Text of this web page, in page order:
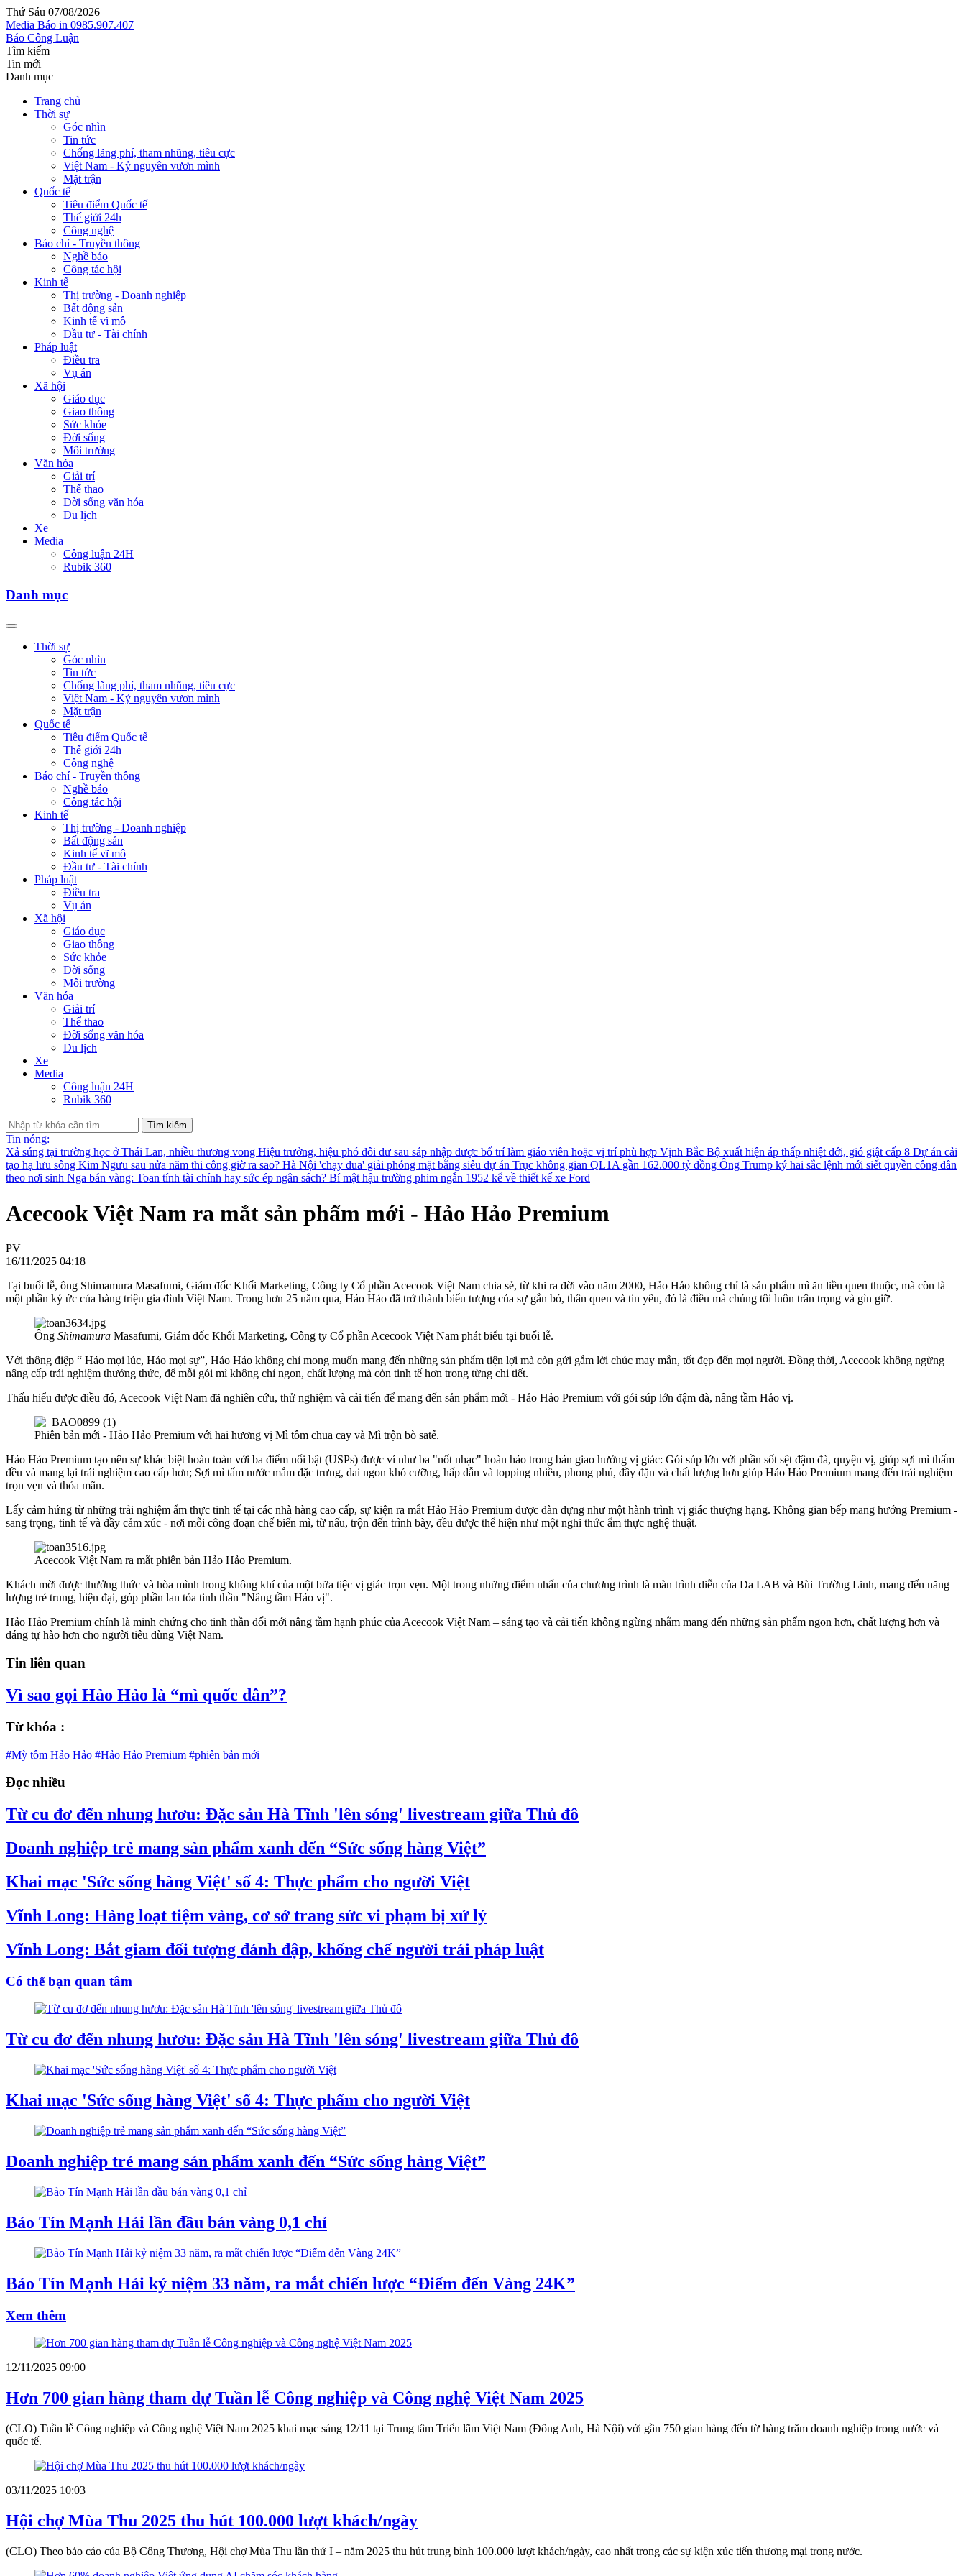
Thứ Sáu 07/08/2026
Media Báo in 0985.907.407
Báo Công Luận
Tìm kiếm
Tin mới
Danh mục
Trang chủ
Thời sự
Góc nhìn
Tin tức
Chống lãng phí, tham nhũng, tiêu cực
Việt Nam - Kỷ nguyên vươn mình
Mặt trận
Quốc tế
Tiêu điểm Quốc tế
Thế giới 24h
Công nghệ
Báo chí - Truyền thông
Nghề báo
Công tác hội
Kinh tế
Thị trường - Doanh nghiệp
Bất động sản
Kinh tế vĩ mô
Đầu tư - Tài chính
Pháp luật
Điều tra
Vụ án
Xã hội
Giáo dục
Giao thông
Sức khỏe
Đời sống
Môi trường
Văn hóa
Giải trí
Thể thao
Đời sống văn hóa
Du lịch
Xe
Media
Công luận 24H
Rubik 360
Danh mục
Thời sự
Góc nhìn
Tin tức
Chống lãng phí, tham nhũng, tiêu cực
Việt Nam - Kỷ nguyên vươn mình
Mặt trận
Quốc tế
Tiêu điểm Quốc tế
Thế giới 24h
Công nghệ
Báo chí - Truyền thông
Nghề báo
Công tác hội
Kinh tế
Thị trường - Doanh nghiệp
Bất động sản
Kinh tế vĩ mô
Đầu tư - Tài chính
Pháp luật
Điều tra
Vụ án
Xã hội
Giáo dục
Giao thông
Sức khỏe
Đời sống
Môi trường
Văn hóa
Giải trí
Thể thao
Đời sống văn hóa
Du lịch
Xe
Media
Công luận 24H
Rubik 360
Tìm kiếm
Tin nóng:
Xả súng tại trường học ở Thái Lan, nhiều thương vong Hiệu trưởng, hiệu phó dôi dư sau sáp nhập được bố trí làm giáo viên hoặc vị trí phù hợp Vịnh Bắc Bộ xuất hiện áp thấp nhiệt đới, gió giật cấp 8 Dự án cải
tạo hạ lưu sông Kim Ngưu sau nửa năm thi công giờ ra sao? Hà Nội 'chạy đua' giải phóng mặt bằng siêu dự án Trục không gian QL1A gần 162.000 tỷ đồng Ông Trump ký hai sắc lệnh mới siết quyền công dân
theo nơi sinh Nga bán vàng: Toan tính tài chính hay sức ép ngân sách? Bí mật hậu trường phim ngắn 1952 kể về thiết kế xe Ford
Acecook Việt Nam ra mắt sản phẩm mới - Hảo Hảo Premium
PV
16/11/2025 04:18
Tại buổi lễ, ông Shimamura Masafumi, Giám đốc Khối Marketing, Công ty Cổ phần Acecook Việt Nam chia sẻ, từ khi ra đời vào năm 2000, Hảo Hảo không chỉ là sản phẩm mì ăn liền quen thuộc, mà còn là
một phần ký ức của hàng triệu gia đình Việt Nam. Trong hơn 25 năm qua, Hảo Hảo đã trở thành biểu tượng của sự gắn bó, thân quen và tin yêu, đó là điều mà chúng tôi luôn trân trọng và gìn giữ.
Ông Shimamura Masafumi, Giám đốc Khối Marketing, Công ty Cổ phần Acecook Việt Nam phát biểu tại buổi lễ.
Với thông điệp “ Hảo mọi lúc, Hảo mọi sự”, Hảo Hảo không chỉ mong muốn mang đến những sản phẩm tiện lợi mà còn gửi gắm lời chúc may mắn, tốt đẹp đến mọi người. Đồng thời, Acecook không ngừng
nâng cấp trải nghiệm thưởng thức, để mỗi gói mì không chỉ ngon, chất lượng mà còn tinh tế hơn trong từng chi tiết.
Thấu hiểu được điều đó, Acecook Việt Nam đã nghiên cứu, thử nghiệm và cải tiến để mang đến sản phẩm mới - Hảo Hảo Premium với gói súp lớn đậm đà, nâng tầm Hảo vị.
Phiên bản mới - Hảo Hảo Premium với hai hương vị Mì tôm chua cay và Mì trộn bò satế.
Hảo Hảo Premium tạo nên sự khác biệt hoàn toàn với ba điểm nổi bật (USPs) được ví như ba "nốt nhạc" hoàn hảo trong bản giao hưởng vị giác: Gói súp lớn với phần sốt sệt đậm đà, quyện vị, giúp sợi mì thấm
đều và mang lại trải nghiệm cao cấp hơn; Sợi mì tẩm nước mắm đặc trưng, dai ngon khó cưỡng, hấp dẫn và topping nhiều, phong phú, đầy đặn và chất lượng hơn giúp Hảo Hảo Premium mang đến trải nghiệm
trọn vẹn và thỏa mãn.
Lấy cảm hứng từ những trải nghiệm ẩm thực tinh tế tại các nhà hàng cao cấp, sự kiện ra mắt Hảo Hảo Premium được dàn dựng như một hành trình vị giác thượng hạng. Không gian bếp mang hướng Premium -
sang trọng, tinh tế và đầy cảm xúc - nơi mỗi công đoạn chế biến mì, từ nấu, trộn đến trình bày, đều được thể hiện như một nghi thức ẩm thực nghệ thuật.
Acecook Việt Nam ra mắt phiên bản Hảo Hảo Premium.
Khách mời được thưởng thức và hòa mình trong không khí của một bữa tiệc vị giác trọn vẹn. Một trong những điểm nhấn của chương trình là màn trình diễn của Da LAB và Bùi Trường Linh, mang đến năng
lượng trẻ trung, hiện đại, góp phần lan tỏa tinh thần "Nâng tầm Hảo vị".
Hảo Hảo Premium chính là minh chứng cho tinh thần đổi mới nâng tầm hạnh phúc của Acecook Việt Nam – sáng tạo và cải tiến không ngừng nhằm mang đến những sản phẩm ngon hơn, chất lượng hơn và
đáng tự hào hơn cho người tiêu dùng Việt Nam.
Tin liên quan
Vì sao gọi Hảo Hảo là “mì quốc dân”?
Từ khóa :
#Mỳ tôm Hảo Hảo #Hảo Hảo Premium #phiên bản mới
Đọc nhiều
Từ cu đơ đến nhung hươu: Đặc sản Hà Tĩnh 'lên sóng' livestream giữa Thủ đô
Doanh nghiệp trẻ mang sản phẩm xanh đến “Sức sống hàng Việt”
Khai mạc 'Sức sống hàng Việt' số 4: Thực phẩm cho người Việt
Vĩnh Long: Hàng loạt tiệm vàng, cơ sở trang sức vi phạm bị xử lý
Vĩnh Long: Bắt giam đối tượng đánh đập, khống chế người trái pháp luật
Có thể bạn quan tâm
Từ cu đơ đến nhung hươu: Đặc sản Hà Tĩnh 'lên sóng' livestream giữa Thủ đô
Khai mạc 'Sức sống hàng Việt' số 4: Thực phẩm cho người Việt
Doanh nghiệp trẻ mang sản phẩm xanh đến “Sức sống hàng Việt”
Bảo Tín Mạnh Hải lần đầu bán vàng 0,1 chỉ
Bảo Tín Mạnh Hải kỷ niệm 33 năm, ra mắt chiến lược “Điểm đến Vàng 24K”
Xem thêm
12/11/2025 09:00
Hơn 700 gian hàng tham dự Tuần lễ Công nghiệp và Công nghệ Việt Nam 2025
(CLO) Tuần lễ Công nghiệp và Công nghệ Việt Nam 2025 khai mạc sáng 12/11 tại Trung tâm Triển lãm Việt Nam (Đông Anh, Hà Nội) với gần 750 gian hàng đến từ hàng trăm doanh nghiệp trong nước và
quốc tế.
03/11/2025 10:03
Hội chợ Mùa Thu 2025 thu hút 100.000 lượt khách/ngày
(CLO) Theo báo cáo của Bộ Công Thương, Hội chợ Mùa Thu lần thứ I – năm 2025 thu hút trung bình 100.000 lượt khách/ngày, cao nhất trong các sự kiện xúc tiến thương mại trong nước.